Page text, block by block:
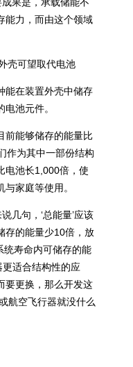
能力，而由这个领域
在装置外壳中储存
池元件。
前能够储存的能量比
作为其中一部份结构
电池长1,000倍，使
家庭等使用。
几句，‘总能量’应该
存的能量少10倍，放
统寿命内可储存的能
适合结构性的应
要更换，那么开发这
航空飞行器就没什么